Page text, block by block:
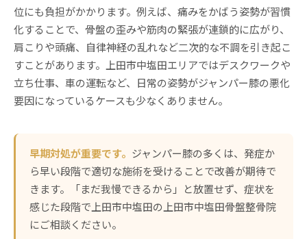
位にも負担がかかります。例えば、痛みをかばう姿勢が習慣
化することで、骨盤の歪みや筋肉の緊張が連鎖的に広がり、
肩こりや頭痛、自律神経の乱れなど二次的な不調を引き起こ
すことがあります。上田市中塩田エリアではデスクワークや
立ち仕事、車の運転など、日常の姿勢がジャンパー膝の悪化
要因になっているケースも少なくありません。
早期対処が重要です。 ジャンパー膝の多くは、発症か
ら早い段階で適切な施術を受けることで改善が期待で
きます。「まだ我慢できるから」と放置せず、症状を
感じた段階で上田市中塩田の上田市中塩田骨盤整骨院
にご相談ください。